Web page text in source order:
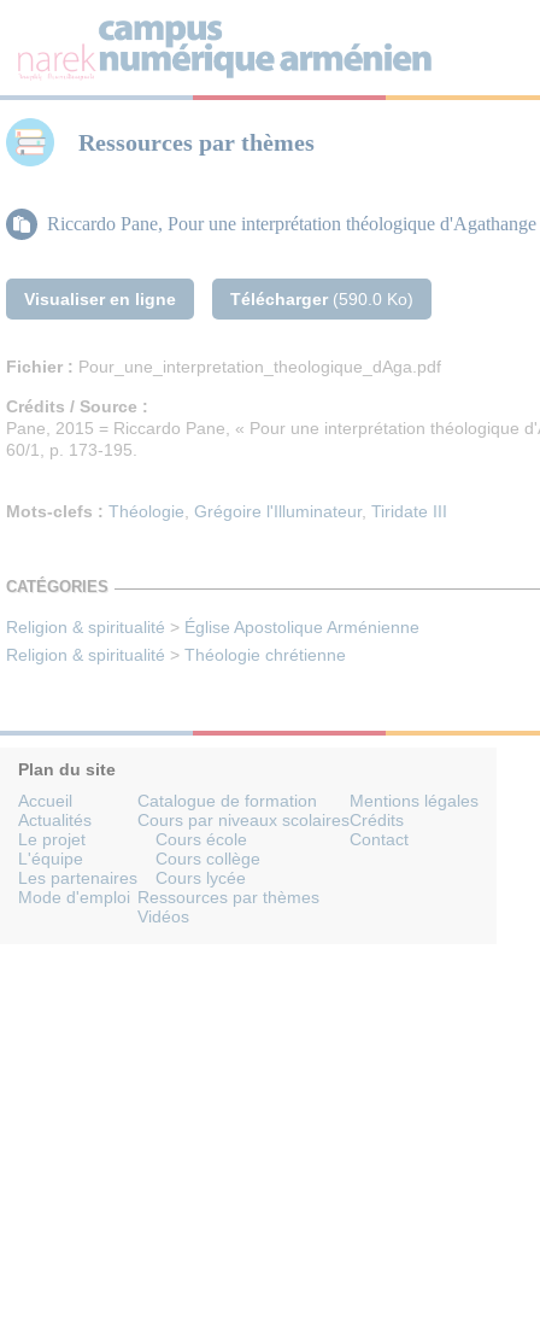
Ressources par thèmes
Riccardo Pane, Pour une interprétation théologique d'Agathange
Visualiser en ligne Télécharger (590.0 Ko)
Fichier : Pour_une_interpretation_theologique_dAga.pdf
Crédits / Source :
Pane, 2015 = Riccardo Pane, « Pour une interprétation théologique
60/1, p. 173-195.
Mots-clefs : Théologie Grégoire l'Illuminateur, Tiridate III
CATÉGORIES
Religion & spiritualité > Église Apostolique Arménienne
Religion & spiritualité > Théologie chrétienne
Plan du site
Accueil
Actualités
Le projet
L'équipe
Les partenaires
Mode d'emploi
Catalogue de formation
Cours par niveaux scolaires
Cours école
Cours collège
Cours lycée
Ressources par thèmes
Vidéos
Mentions légales
Crédits
Contact